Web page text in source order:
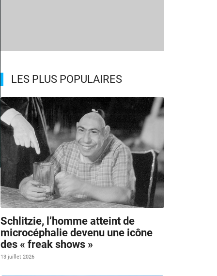
LES PLUS POPULAIRES
Schlitzie, l’homme atteint de
microcéphalie devenu une icône
des « freak shows »
13 juillet 2026